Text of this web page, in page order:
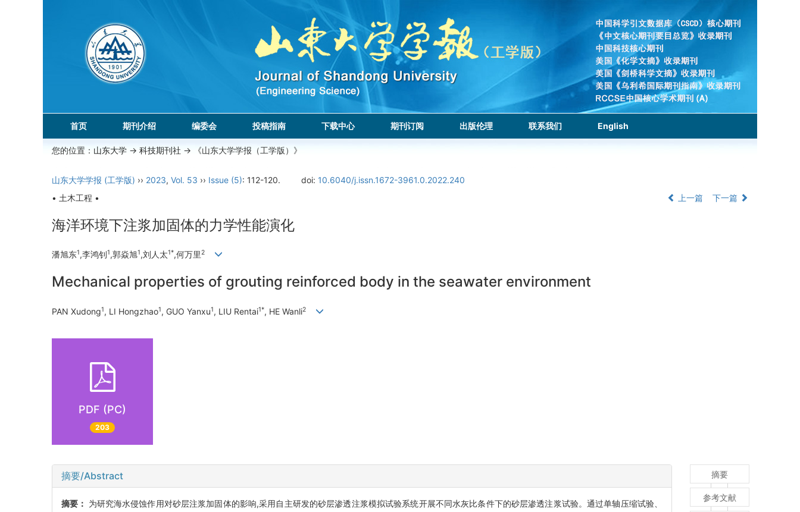
首页 期刊介绍 编委会 投稿指南 下载中心 期刊订阅 出版伦理 联系我们 English
您的位置： 山东大学 -> 科技期刊社 -> 《山东大学学报（工学版）》
山东大学学报 (工学版) ›› 2023, Vol. 53 ›› Issue (5): 112-120. doi: 10.6040/j.issn.1672-3961.0.2022.240
• 土木工程 •
上一篇 下一篇
海洋环境下注浆加固体的力学性能演化
潘旭东1,李鸿钊1,郭焱旭1,刘人太1*,何万里2
Mechanical properties of grouting reinforced body in the seawater environment
PAN Xudong1, LI Hongzhao1, GUO Yanxu1, LIU Rentai1*, HE Wanli2
PDF (PC)
203
摘要/Abstract
摘要： 为研究海水侵蚀作用对砂层注浆加固体的影响,采用自主研发的砂层渗透注浆模拟试验系统开展不同水灰比条件下的砂层渗透注浆试验。通过单轴压缩试验、
摘要
参考文献